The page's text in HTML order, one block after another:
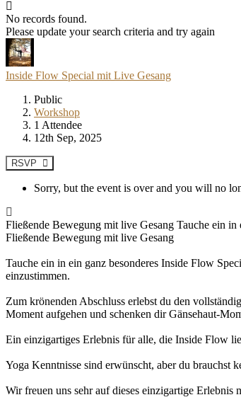
No records found.
Please update your search criteria and try again
Inside Flow Special mit Live Gesang
Public
Workshop
1 Attendee
12th Sep, 2025
RSVP
Sorry, but the event is over and you will no
Fließende Bewegung mit live Gesang Tauche ein
Fließende Bewegung mit live Gesang
Tauche ein in ein ganz besonderes Inside Flow
einzustimmen.
Zum krönenden Abschluss erlebst du den
Moment aufgehen und schenken dir Gänsehaut-
Ein einzigartiges Erlebnis für alle, die Inside Flow
Yoga Kenntnisse sind erwünscht, aber du brauchst
Wir freuen uns sehr auf dieses einzigartige Erlebnis